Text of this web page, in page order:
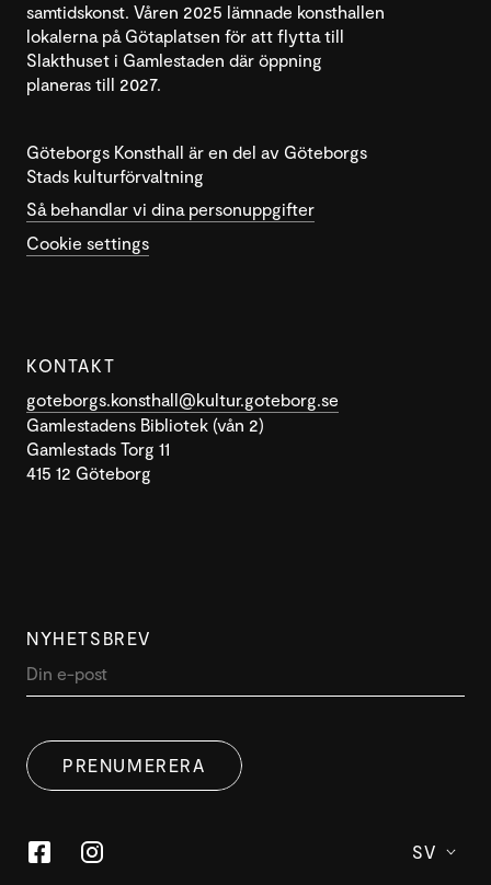
samtidskonst. Våren 2025 lämnade konsthallen
lokalerna på Götaplatsen för att flytta till
Slakthuset i Gamlestaden där öppning
planeras till 2027.
Göteborgs Konsthall är en del av Göteborgs
Stads kulturförvaltning
Så behandlar vi dina personuppgifter
Cookie settings
KONTAKT
goteborgs.konsthall@kultur.goteborg.se
Gamlestadens Bibliotek (vån 2)
Gamlestads Torg 11
415 12 Göteborg
NYHETSBREV
PRENUMERERA
SV